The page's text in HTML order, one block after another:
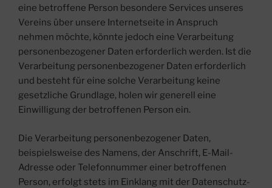
eine betroffene Person besondere Services unseres
Vereins über unsere Internetseite in Anspruch
nehmen möchte, könnte jedoch eine Verarbeitung
personenbezogener Daten erforderlich werden. Ist die
Verarbeitung personenbezogener Daten erforderlich
und besteht für eine solche Verarbeitung keine
gesetzliche Grundlage, holen wir generell eine
Einwilligung der betroffenen Person ein.
Die Verarbeitung personenbezogener Daten,
beispielsweise des Namens, der Anschrift, E-Mail-
Adresse oder Telefonnummer einer betroffenen
Person, erfolgt stets im Einklang mit der Datenschutz-